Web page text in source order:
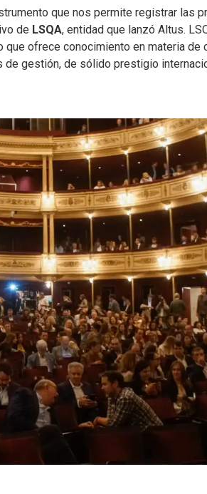
que nos permite registrar las
de LSQA, entidad que lanzó Altus.
ofrece conocimiento en materia de
gestión, de sólido prestigio